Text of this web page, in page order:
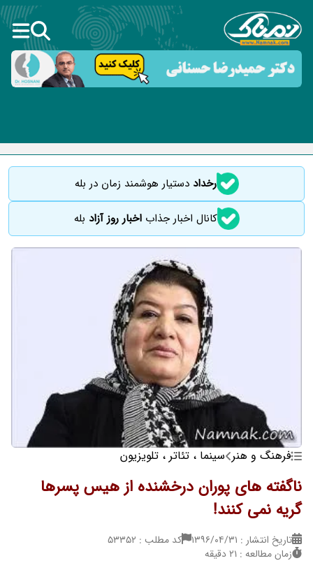
رخداددستیار هوشمند زمان در بله
کانال اخبار جذاباخبار روز آزاد بله
فرهنگ و هنر سینما ، تئاتر ، تلویزیون
ناگفته های پوران درخشنده از هیس پسرها
گریه نمی کنند!
تاریخ انتشار : ۱۳۹۶/۰۴/۳۱
کد مطلب : 53352
زمان مطالعه : 21 دقیقه